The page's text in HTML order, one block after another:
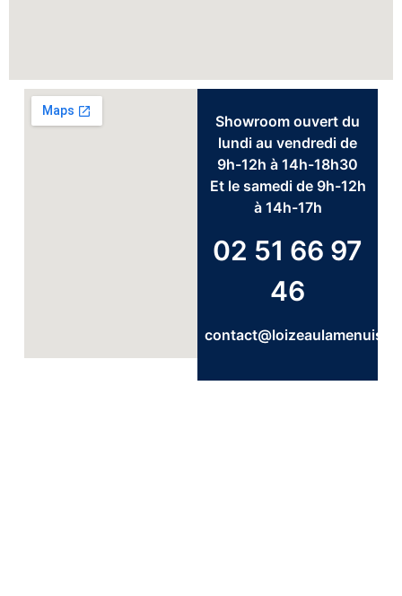
Showroom ouvert du
lundi au vendredi de
9h-12h à 14h-18h30
Et le samedi de 9h-12h
à 14h-17h
02 51 66 97
46